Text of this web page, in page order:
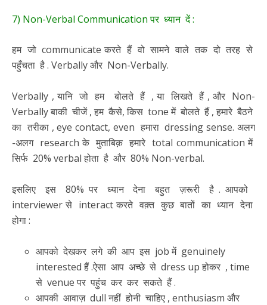
7) Non-Verbal Communication पर ध्यान दें :
हम जो communicate करते हैं वो सामने वाले तक दो तरह से
पहुँचता है . Verbally और Non-Verbally.
Verbally , यानि जो हम बोलते हैं , या लिखते हैं , और Non-
Verbally बाकी चीजें , हम कैसे, किस tone में बोलते हैं , हमारे बैठने
का तरीका , eye contact, even हमारा dressing sense. अलग
-अलग research के मुताबिक़ हमारे total communication में
सिर्फ 20% verbal होता है और 80% Non-verbal.
इसलिए इस 80% पर ध्यान देना बहुत ज़रूरी है . आपको
interviewer से interact करते वक़्त कुछ बातों का ध्यान देना
होगा :
आपको देखकर लगे की आप इस job में genuinely
interested हैं .ऐसा आप अच्छे से dress up होकर , time
से venue पर पहुंच कर कर सकते हैं .
आपकी आवाज़ dull नहीं होनी चाहिए , enthusiasm और